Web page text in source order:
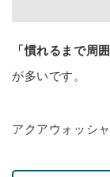
「慣れるまで周
が多いです。
アクアウォッシャ